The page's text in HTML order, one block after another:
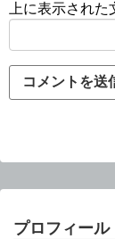
上に表示された
プロフィール